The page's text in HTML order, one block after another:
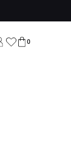
0